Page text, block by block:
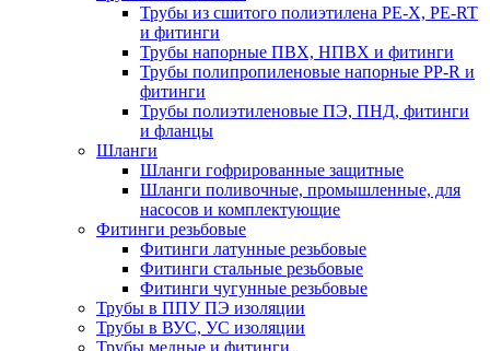
Трубы из сшитого полиэтилена PE-X, PE-RT
и фитинги
Трубы напорные ПВХ, НПВХ и фитинги
Трубы полипропиленовые напорные PP-R и
фитинги
Трубы полиэтиленовые ПЭ, ПНД, фитинги
и фланцы
Шланги
Шланги гофрированные защитные
Шланги поливочные, промышленные, для
насосов и комплектующие
Фитинги резьбовые
Фитинги латунные резьбовые
Фитинги стальные резьбовые
Фитинги чугунные резьбовые
Трубы в ППУ ПЭ изоляции
Трубы в ВУС, УС изоляции
Трубы медные и фитинги